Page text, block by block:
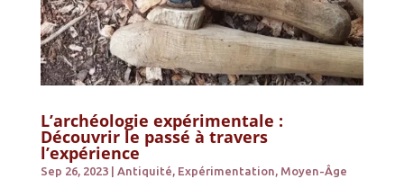
L’archéologie expérimentale :
Découvrir le passé à travers
l’expérience
Sep 26, 2023| Antiquité, Expérimentation, Moyen-Âge